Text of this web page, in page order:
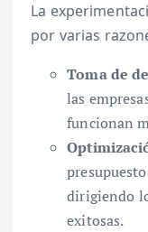
La
por varias
Toma de
las
funcionan
dirigiendo
exitosas.